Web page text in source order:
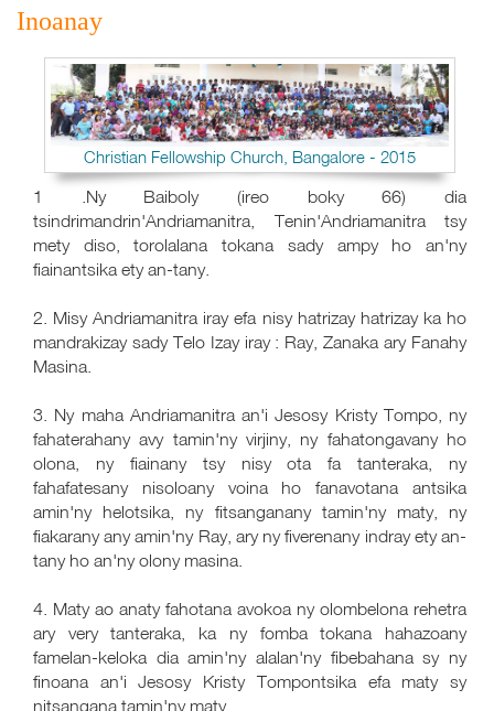
Inoanay
Christian Fellowship Church, Bangalore - 2015
1 .Ny Baiboly (ireo boky 66) dia
tsindrimandrin'Andriamanitra, Tenin'Andriamanitra tsy
mety diso, torolalana tokana sady ampy ho an'ny
fiainantsika ety an-tany.
2. Misy Andriamanitra iray efa nisy hatrizay hatrizay ka ho
mandrakizay sady Telo Izay iray : Ray, Zanaka ary Fanahy
Masina.
3. Ny maha Andriamanitra an'i Jesosy Kristy Tompo, ny
fahaterahany avy tamin'ny virjiny, ny fahatongavany ho
olona, ny fiainany tsy nisy ota fa tanteraka, ny
fahafatesany nisoloany voina ho fanavotana antsika
amin'ny helotsika, ny fitsanganany tamin'ny maty, ny
fiakarany any amin'ny Ray, ary ny fiverenany indray ety an-
tany ho an'ny olony masina.
4. Maty ao anaty fahotana avokoa ny olombelona rehetra
ary very tanteraka, ka ny fomba tokana hahazoany
famelan-keloka dia amin'ny alalan'ny fibebahana sy ny
finoana an'i Jesosy Kristy Tompontsika efa maty sy
nitsangana tamin'ny maty.